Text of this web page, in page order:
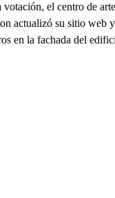
votación, el centro de
actualizó su sitio web
en la fachada del